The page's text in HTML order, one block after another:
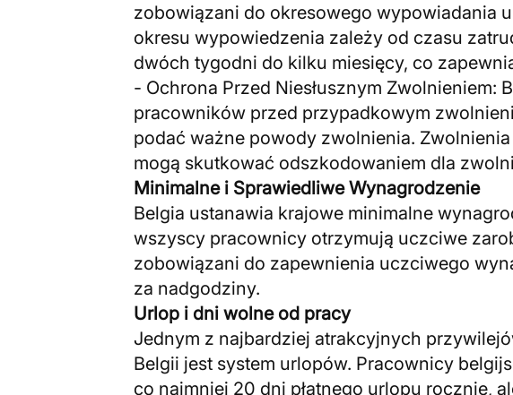
zobowiązani do okresowego wypowiadania
okresu wypowiedzenia zależy od czasu
dwóch tygodni do kilku miesięcy, co
- Ochrona Przed Niesłusznym Zwolnieniem:
pracowników przed przypadkowym
podać ważne powody zwolnienia. Zwolnienia
mogą skutkować odszkodowaniem dla
Minimalne i Sprawiedliwe Wynagrodzenie
Belgia ustanawia krajowe minimalne
wszyscy pracownicy otrzymują uczciwe
zobowiązani do zapewnienia uczciwego
za nadgodziny.
Urlop i dni wolne od pracy
Jednym z najbardziej atrakcyjnych
Belgii jest system urlopów. Pracownicy
co najmniej 20 dni płatnego urlopu rocznie,